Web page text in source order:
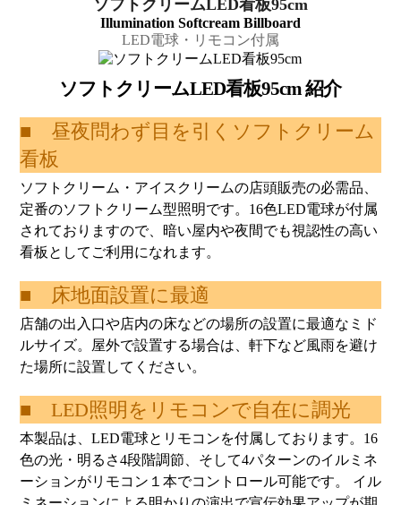
ソフトクリームLED看板95cm
Illumination Softcream Billboard
LED電球・リモコン付属
ソフトクリームLED看板95cm 紹介
■ 昼夜問わず目を引くソフトクリーム
看板
ソフトクリーム・アイスクリームの店頭販売の必需品、
定番のソフトクリーム型照明です。16色LED電球が付属
されておりますので、暗い屋内や夜間でも視認性の高い
看板としてご利用になれます。
■ 床地面設置に最適
店舗の出入口や店内の床などの場所の設置に最適なミド
ルサイズ。屋外で設置する場合は、軒下など風雨を避け
た場所に設置してください。
■ LED照明をリモコンで自在に調光
本製品は、LED電球とリモコンを付属しております。16
色の光・明るさ4段階調節、そして4パターンのイルミネ
ーションがリモコン１本でコントロール可能です。 イル